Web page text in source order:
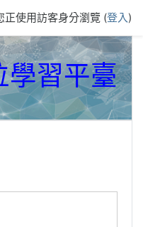
正使用訪客身分瀏覽 (登入)
學習平臺